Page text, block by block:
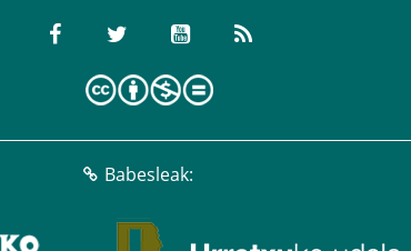
Babesleak: